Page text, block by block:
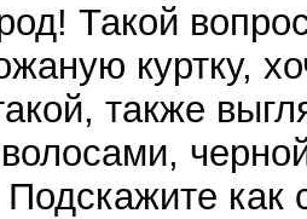
Такой
куртку,
также
как